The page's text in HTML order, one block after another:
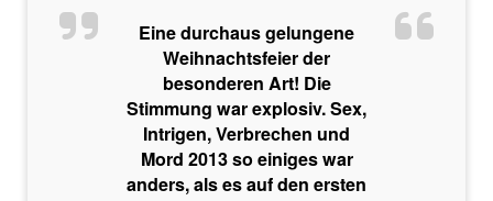
Die Legende der Sturmklinge
Drei Rosen für Charlie
Das Geheimnis der Burg Wolfsklamm
Zum Geier mit dem Mord
Nachts im Salon Rouge
Das Feuer der Diamanten
Eine durchaus gelungene
Weihnachtsfeier der
besonderen Art! Die
Stimmung war explosiv. Sex,
Intrigen, Verbrechen und
Mord 2013 so einiges war
anders, als es auf den ersten